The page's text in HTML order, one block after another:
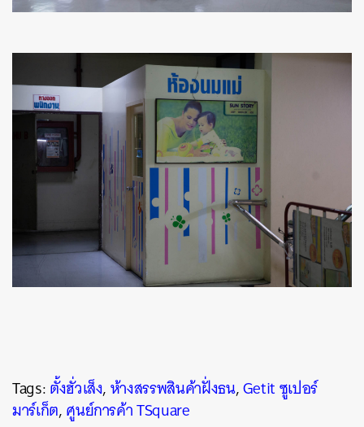
Tags:ตั้งฮั่วเส็ง,ห้างสรรพสินค้าฝั่งธน,Getit ซูเปอร์
มาร์เก็ต,ศูนย์การค้า TSquare